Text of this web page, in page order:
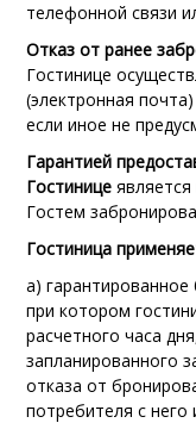
телефонной связи
Отказ от ранее
Гостинице
(электронная
если иное не
Гарантией
Гостинице
Гостем
Гостиница
а)
при котором
расчетного часа
запланированного
отказа от
потребителя с него